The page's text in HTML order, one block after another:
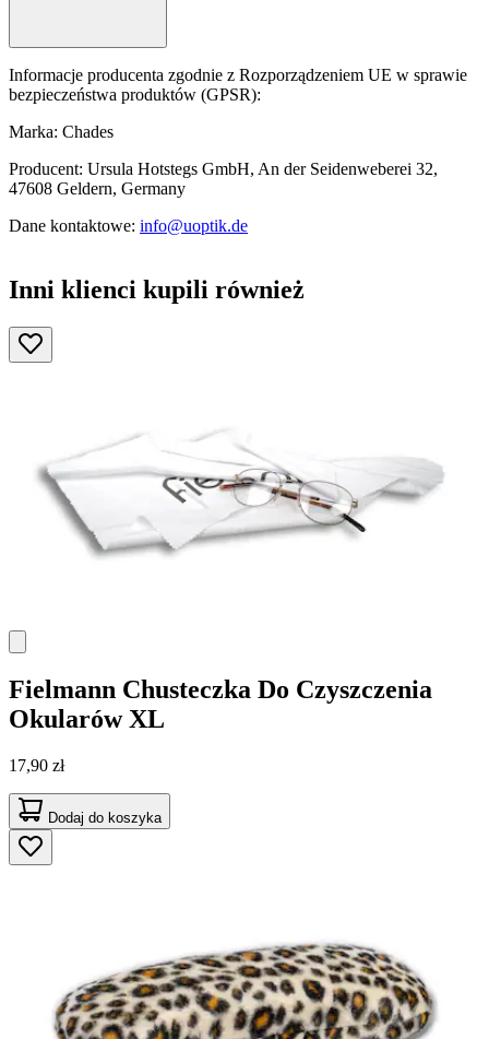
Informacje producenta zgodnie z Rozporządzeniem UE w sprawie
bezpieczeństwa produktów (GPSR):
Marka: Chades
Producent: Ursula Hotstegs GmbH, An der Seidenweberei 32,
47608 Geldern, Germany
Dane kontaktowe: info@uoptik.de
Inni klienci kupili również
Fielmann Chusteczka Do Czyszczenia
Okularów XL
17,90 zł
Dodaj do koszyka